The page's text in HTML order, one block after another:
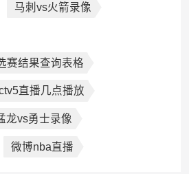
马刺vs火箭录像
赛结果查询表格
直播几点播放
龙vs勇士录像
微博nba直播